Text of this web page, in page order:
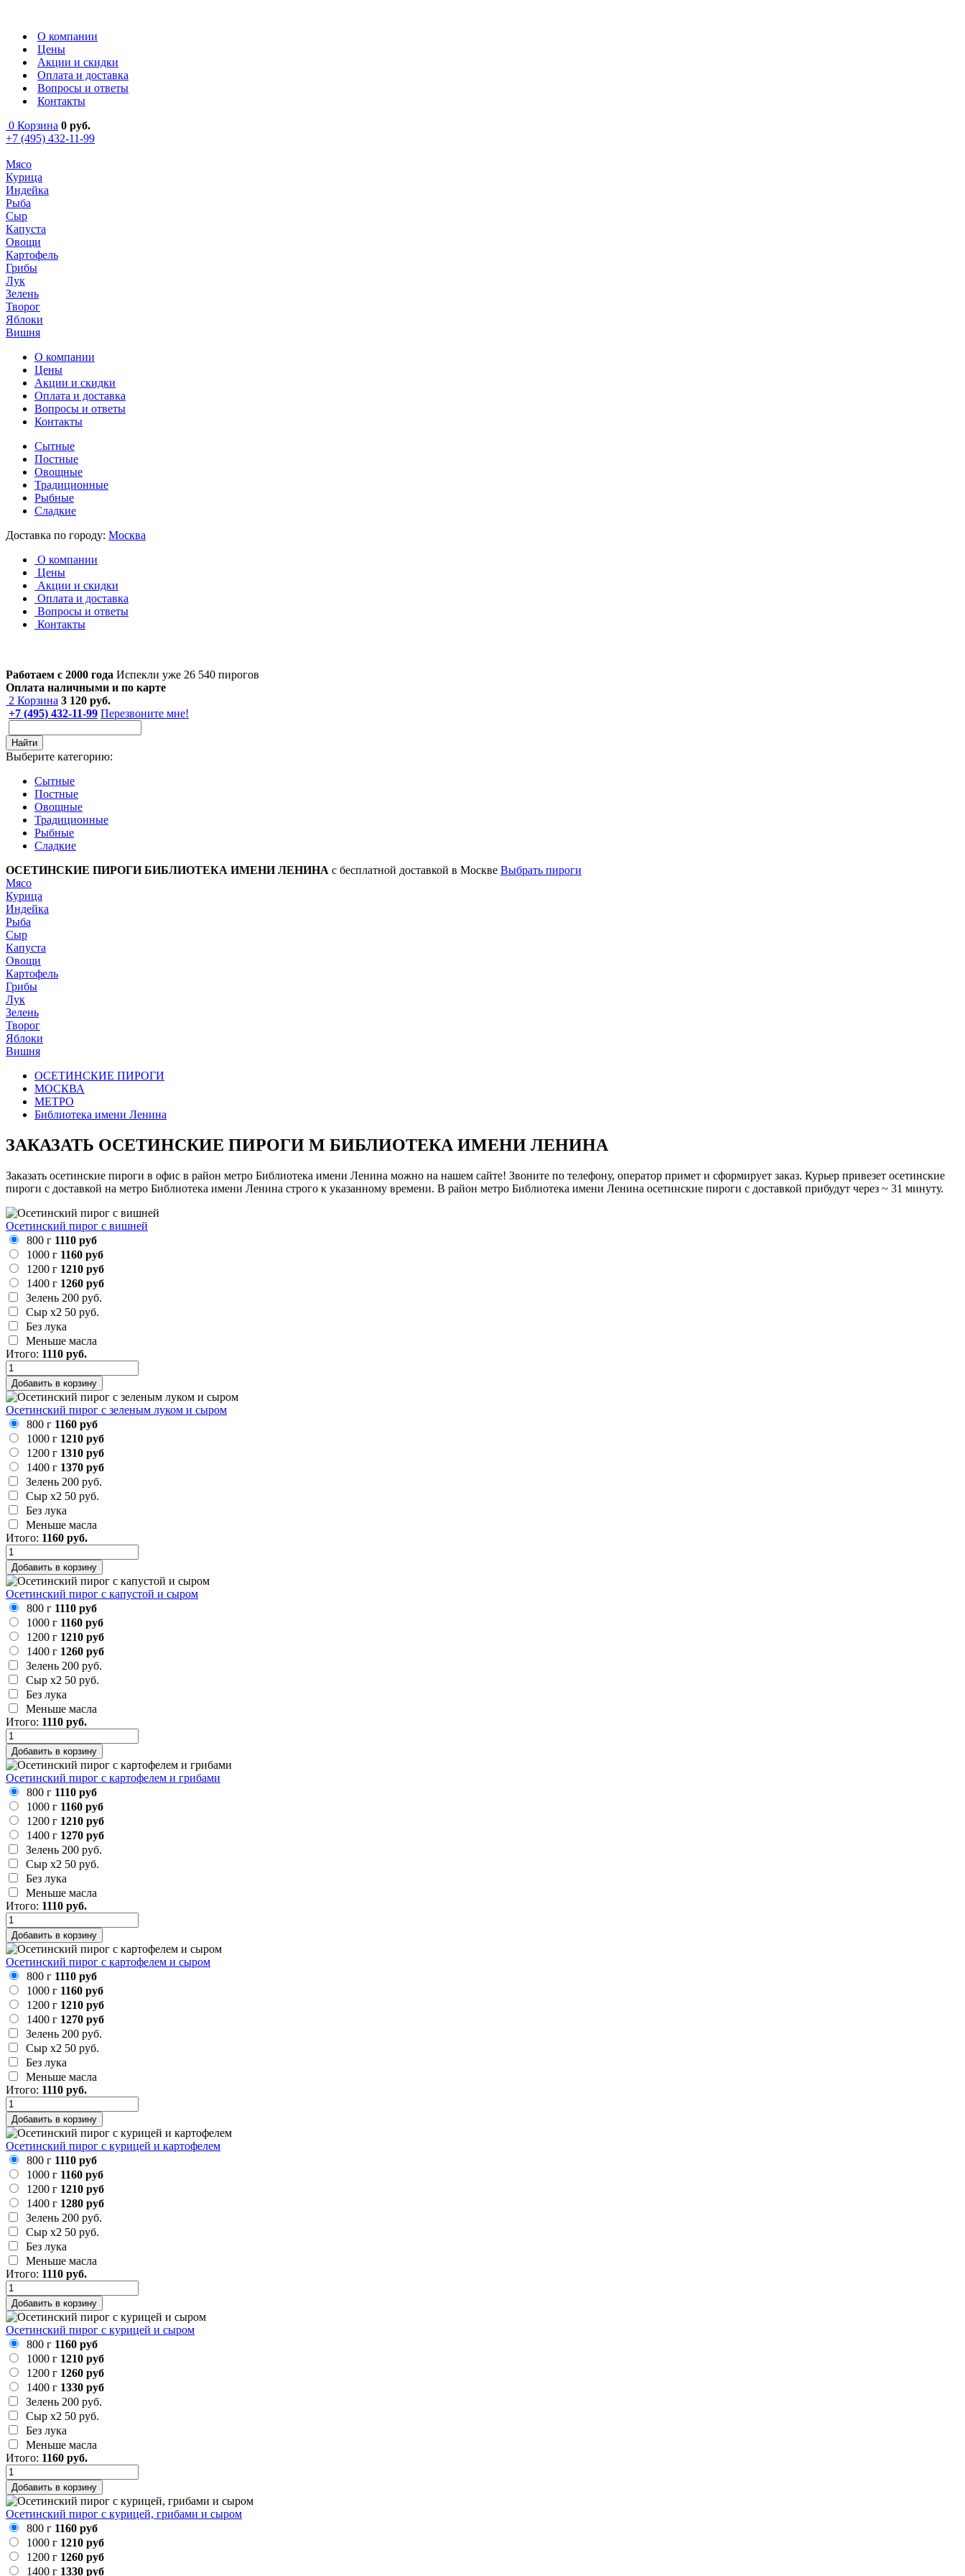
О компании
Цены
Акции и скидки
Оплата и доставка
Вопросы и ответы
Контакты
0 Корзина 0 руб.
+7 (495) 432-11-99
Мясо
Курица
Индейка
Рыба
Сыр
Капуста
Овощи
Картофель
Грибы
Лук
Зелень
Творог
Яблоки
Вишня
О компании
Цены
Акции и скидки
Оплата и доставка
Вопросы и ответы
Контакты
Сытные
Постные
Овощные
Традиционные
Рыбные
Сладкие
Доставка по городу: Москва
О компании
Цены
Акции и скидки
Оплата и доставка
Вопросы и ответы
Контакты
Работаем с 2000 года Испекли уже 26 540 пирогов
Оплата наличными и по карте
2 Корзина 3 120 руб.
+7 (495) 432-11-99 Перезвоните мне!
Найти
Выберите категорию:
Сытные
Постные
Овощные
Традиционные
Рыбные
Сладкие
ОСЕТИНСКИЕ ПИРОГИ БИБЛИОТЕКА ИМЕНИ ЛЕНИНА с бесплатной доставкой в Москве Выбрать пироги
Мясо
Курица
Индейка
Рыба
Сыр
Капуста
Овощи
Картофель
Грибы
Лук
Зелень
Творог
Яблоки
Вишня
ОСЕТИНСКИЕ ПИРОГИ
МОСКВА
МЕТРО
Библиотека имени Ленина
ЗАКАЗАТЬ ОСЕТИНСКИЕ ПИРОГИ М БИБЛИОТЕКА ИМЕНИ ЛЕНИНА
Заказать осетинские пироги в офис в район метро Библиотека имени Ленина можно на нашем сайте! Звоните по телефону, оператор примет и сформирует заказ. Курьер привезет осетинские
пироги с доставкой на метро Библиотека имени Ленина строго к указанному времени. В район метро Библиотека имени Ленина осетинские пироги с доставкой прибудут через ~ 31 минуту.
Осетинский пирог с вишней
800 г 1110 руб
1000 г 1160 руб
1200 г 1210 руб
1400 г 1260 руб
Зелень 200 руб.
Сыр х2 50 руб.
Без лука
Меньше масла
Итого: 1110 руб.
Добавить в корзину
Осетинский пирог с зеленым луком и сыром
800 г 1160 руб
1000 г 1210 руб
1200 г 1310 руб
1400 г 1370 руб
Зелень 200 руб.
Сыр х2 50 руб.
Без лука
Меньше масла
Итого: 1160 руб.
Добавить в корзину
Осетинский пирог с капустой и сыром
800 г 1110 руб
1000 г 1160 руб
1200 г 1210 руб
1400 г 1260 руб
Зелень 200 руб.
Сыр х2 50 руб.
Без лука
Меньше масла
Итого: 1110 руб.
Добавить в корзину
Осетинский пирог с картофелем и грибами
800 г 1110 руб
1000 г 1160 руб
1200 г 1210 руб
1400 г 1270 руб
Зелень 200 руб.
Сыр х2 50 руб.
Без лука
Меньше масла
Итого: 1110 руб.
Добавить в корзину
Осетинский пирог с картофелем и сыром
800 г 1110 руб
1000 г 1160 руб
1200 г 1210 руб
1400 г 1270 руб
Зелень 200 руб.
Сыр х2 50 руб.
Без лука
Меньше масла
Итого: 1110 руб.
Добавить в корзину
Осетинский пирог с курицей и картофелем
800 г 1110 руб
1000 г 1160 руб
1200 г 1210 руб
1400 г 1280 руб
Зелень 200 руб.
Сыр х2 50 руб.
Без лука
Меньше масла
Итого: 1110 руб.
Добавить в корзину
Осетинский пирог с курицей и сыром
800 г 1160 руб
1000 г 1210 руб
1200 г 1260 руб
1400 г 1330 руб
Зелень 200 руб.
Сыр х2 50 руб.
Без лука
Меньше масла
Итого: 1160 руб.
Добавить в корзину
Осетинский пирог с курицей, грибами и сыром
800 г 1160 руб
1000 г 1210 руб
1200 г 1260 руб
1400 г 1330 руб